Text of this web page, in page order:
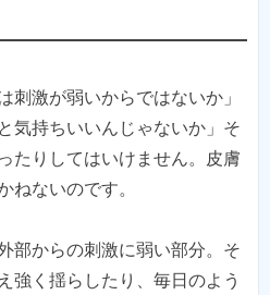
刺激が弱いからではないか」
気持ちいいんじゃないか」そ
たりしてはいけません。皮膚
ねないのです。
部からの刺激に弱い部分。そ
強く揺らしたり、毎日のよう